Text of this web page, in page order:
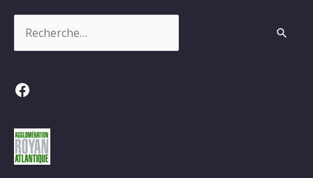
Facebook